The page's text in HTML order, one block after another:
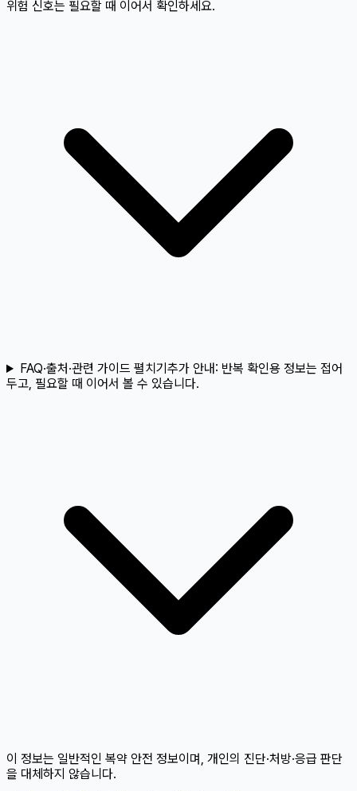
위험 신호는 필요할 때 이어서 확인하세요.
FAQ·출처·관련 가이드 펼치기추가 안내: 반복 확인용 정보는 접어
두고, 필요할 때 이어서 볼 수 있습니다.
이 정보는 일반적인 복약 안전 정보이며, 개인의 진단·처방·응급 판단
을 대체하지 않습니다.